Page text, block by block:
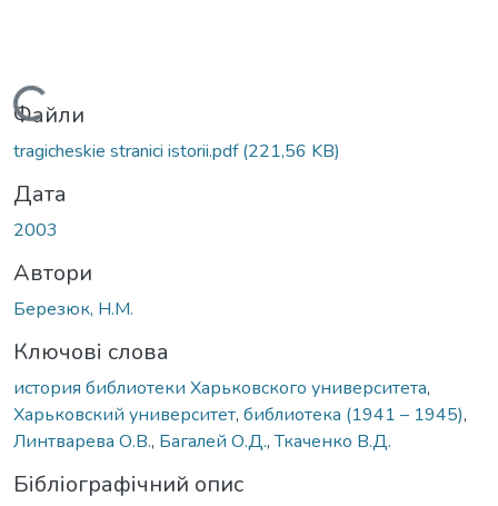
Вантажиться...
Файли
tragicheskie stranici istorii.pdf(221,56 KB)
Дата
2003
Автори
Березюк, Н.М.
Ключові слова
история библиотеки Харьковского университета,
Харьковский университет, библиотека (1941 – 1945),
Линтварева О.В., Багалей О.Д.,Ткаченко В.Д.
Бібліографічний опис